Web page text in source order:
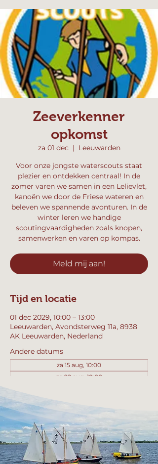
Zeeverkenner
opkomst
za 01 dec
  |
Leeuwarden
Voor onze jongste waterscouts staat
plezier en ontdekken centraal! In de
zomer varen we samen in een Lelievlet,
kanoën we door de Friese wateren en
beleven we spannende avonturen. In de
winter leren we handige
scoutingvaardigheden zoals knopen,
samenwerken en varen op kompas.
Meld mij aan!
Tijd en locatie
01 dec 2029, 10:00 – 13:00
Leeuwarden, Avondsterweg 11a, 8938
AK Leeuwarden, Nederland
Andere datums
za 15 aug, 10:00
za 22 aug, 10:00
Bekijk alle 357 datums
Meld mij aan!